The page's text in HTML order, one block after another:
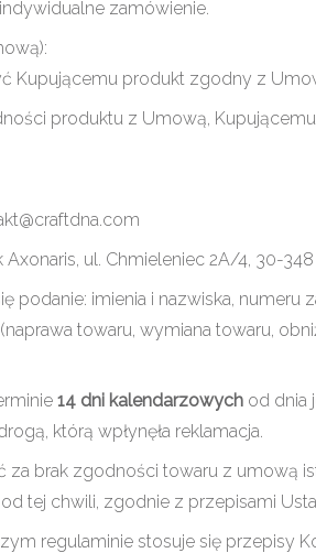
zamówienie.
Kupującemu produkt zgodny z
produktu z Umową,
ul. Chmieleniec 2A/4, 30-348
podanie: imienia i nazwiska, numeru
towaru, wymiana towaru,
14 dni kalendarzowych od dnia
którą wpłynęła reklamacja.
brak zgodności towaru z umową
od tej chwili, zgodnie z przepisami
regulaminie stosuje się przepisy